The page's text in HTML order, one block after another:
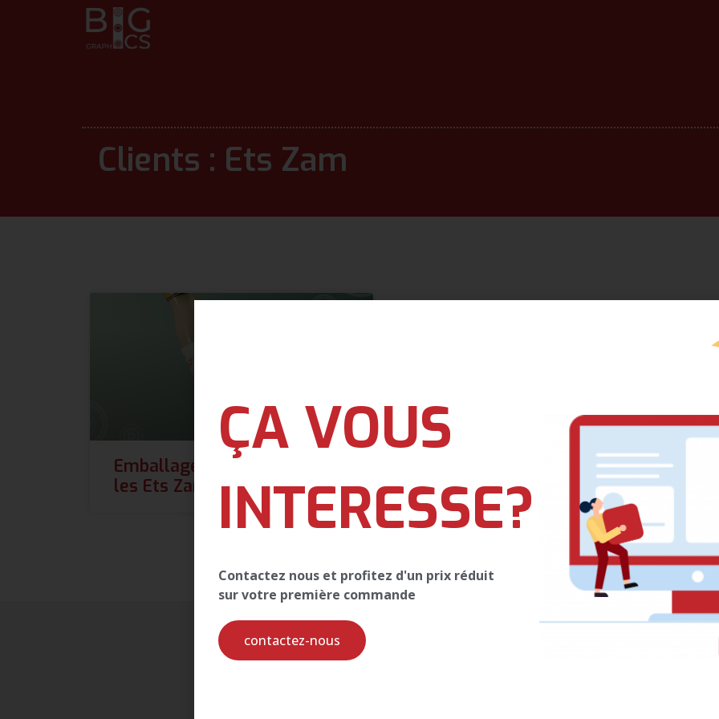
Clients : Ets Zam
Emballages de Produits pour
les Ets Zam
ÇA VOUS
INTERESSE?
Contactez nous et profitez d'un prix réduit
sur votre première commande
contactez-nous